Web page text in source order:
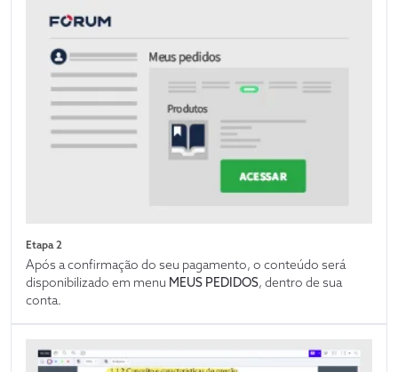
Etapa 2
Após a confirmação do seu pagamento, o conteúdo será
disponibilizado em menu MEUS PEDIDOS, dentro de sua
conta.